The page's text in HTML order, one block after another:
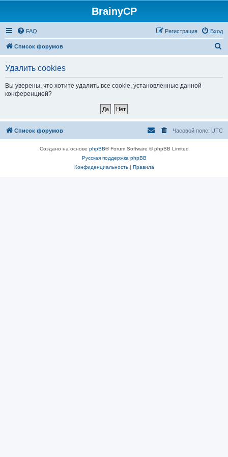
BrainyCP
FAQ Вход
Регистрация
Список форумов
Удалить cookies
Вы уверены, что хотите удалить все cookie, установленные данной
конференцией?
Список форумов Часовой пояс: UTC
Создано на основе phpBB® Forum Software © phpBB Limited
Русская поддержка phpBB
Конфиденциальность| Правила